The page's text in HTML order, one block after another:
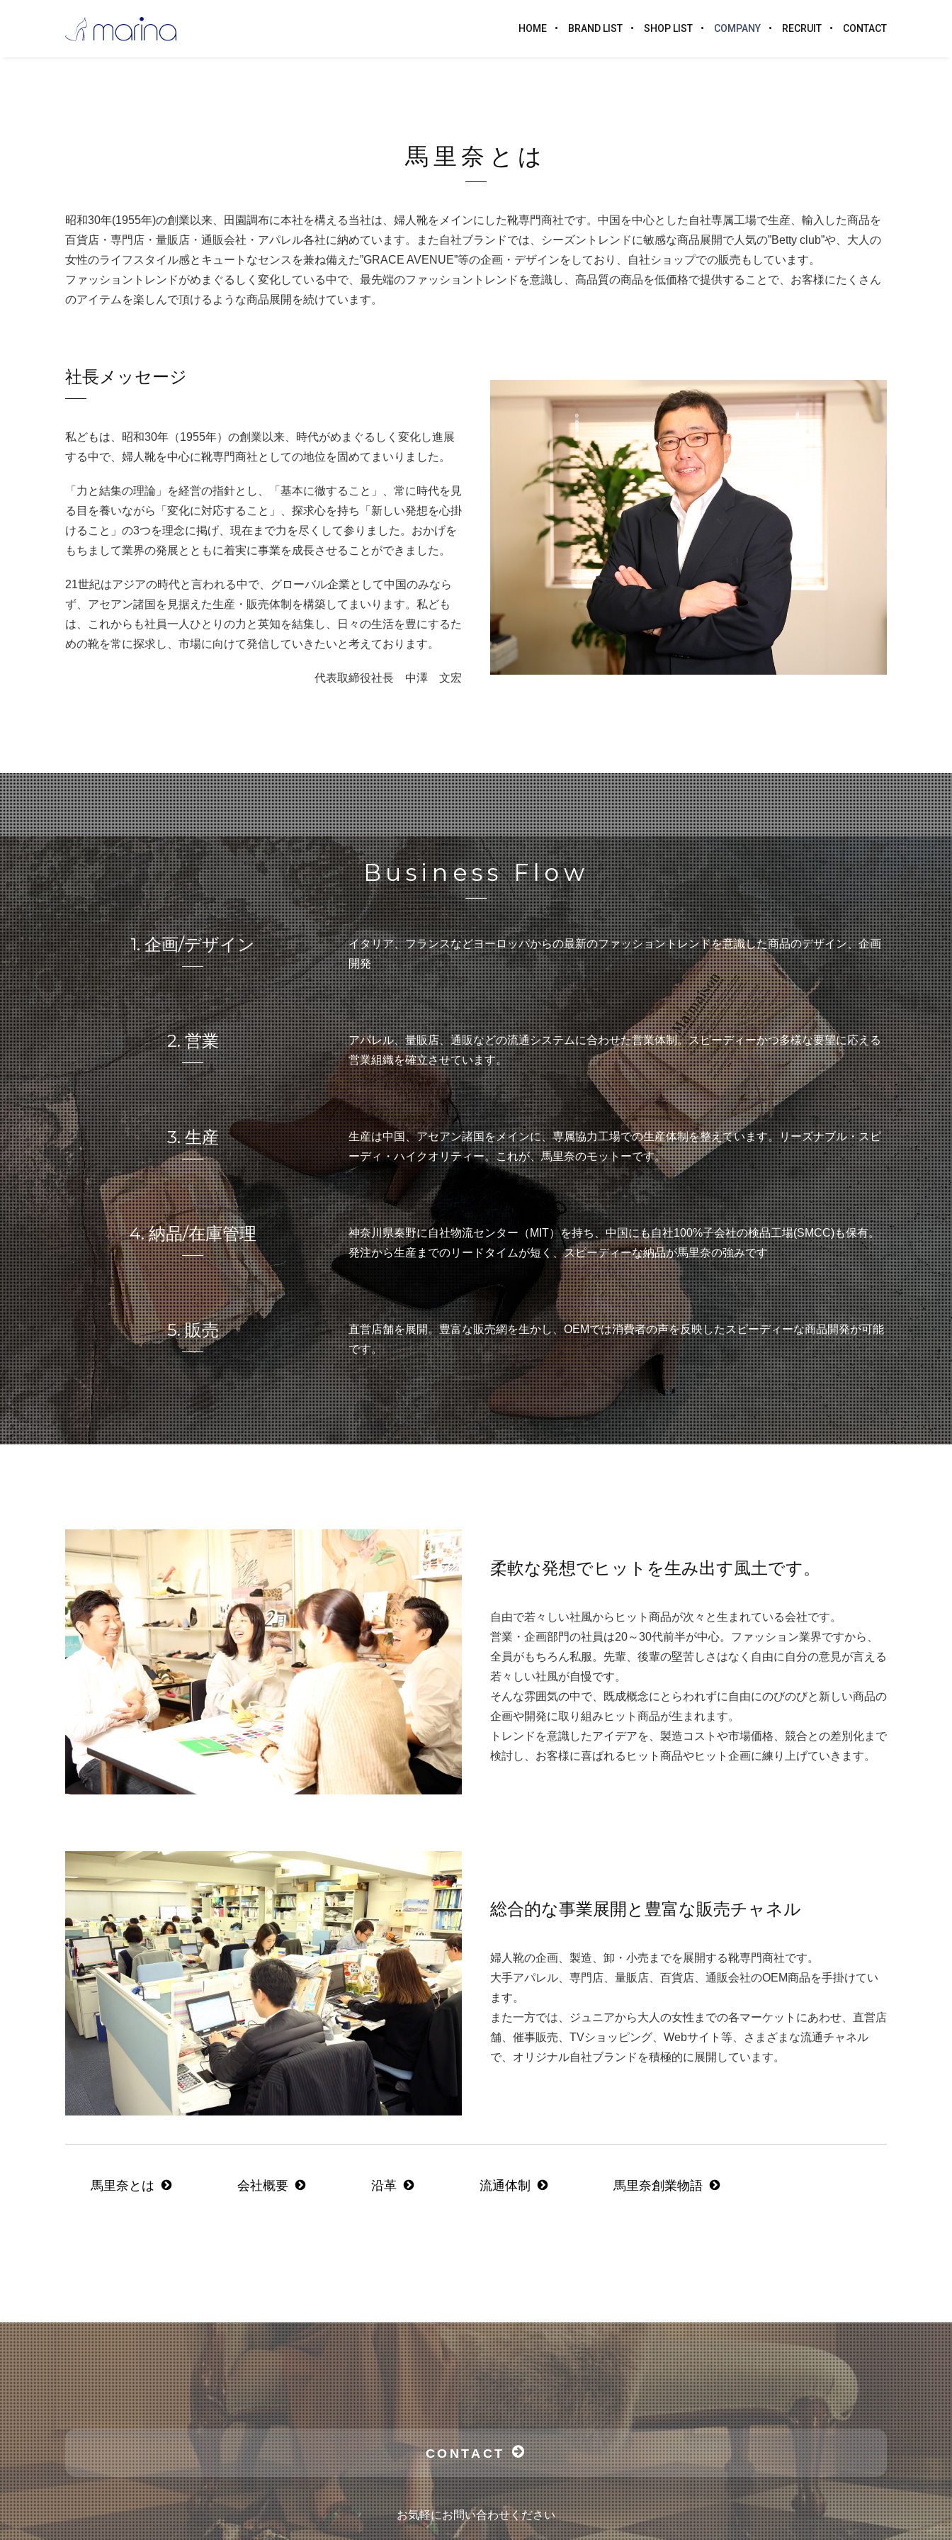
HOME BRAND LIST SHOP LIST COMPANY RECRUIT CONTACT
馬里奈とは
昭和30年(1955年)の創業以来、田園調布に本社を構える当社は、婦人靴をメインにした靴専門商社です。中国を中心とした自社専属工場で生産、輸入した商品を
百貨店・専門店・量販店・通販会社・アパレル各社に納めています。また自社ブランドでは、シーズントレンドに敏感な商品展開で人気の”Betty club”や、大人の
女性のライフスタイル感とキュートなセンスを兼ね備えた”GRACE AVENUE”等の企画・デザインをしており、自社ショップでの販売もしています。
ファッショントレンドがめまぐるしく変化している中で、最先端のファッショントレンドを意識し、高品質の商品を低価格で提供することで、お客様にたくさん
のアイテムを楽しんで頂けるような商品展開を続けています。
社長メッセージ
私どもは、昭和30年（1955年）の創業以来、時代がめまぐるしく変化し進展
する中で、婦人靴を中心に靴専門商社としての地位を固めてまいりました。
「力と結集の理論」を経営の指針とし、「基本に徹すること」、常に時代を見
る目を養いながら「変化に対応すること」、探求心を持ち「新しい発想を心掛
けること」の3つを理念に掲げ、現在まで力を尽くして参りました。おかげを
もちまして業界の発展とともに着実に事業を成長させることができました。
21世紀はアジアの時代と言われる中で、グローバル企業として中国のみなら
ず、アセアン諸国を見据えた生産・販売体制を構築してまいります。私ども
は、これからも社員一人ひとりの力と英知を結集し、日々の生活を豊にするた
めの靴を常に探求し、市場に向けて発信していきたいと考えております。
代表取締役社長 中澤 文宏
Business Flow
1. 企画/デザイン
イタリア、フランスなどヨーロッパからの最新のファッショントレンドを意識した商品のデザイン、企画
開発
2. 営業
アパレル、量販店、通販などの流通システムに合わせた営業体制。スピーディーかつ多様な要望に応える
営業組織を確立させています。
3. 生産
生産は中国、アセアン諸国をメインに、専属協力工場での生産体制を整えています。リーズナブル・スピ
ーディ・ハイクオリティー。これが、馬里奈のモットーです。
4. 納品/在庫管理
神奈川県秦野に自社物流センター（MIT）を持ち、中国にも自社100%子会社の検品工場(SMCC)も保有。
発注から生産までのリードタイムが短く、スピーディーな納品が馬里奈の強みです
5. 販売
直営店舗を展開。豊富な販売網を生かし、OEMでは消費者の声を反映したスピーディーな商品開発が可能
です。
柔軟な発想でヒットを生み出す風土です。
自由で若々しい社風からヒット商品が次々と生まれている会社です。
営業・企画部門の社員は20～30代前半が中心。ファッション業界ですから、
全員がもちろん私服。先輩、後輩の堅苦しさはなく自由に自分の意見が言える
若々しい社風が自慢です。
そんな雰囲気の中で、既成概念にとらわれずに自由にのびのびと新しい商品の
企画や開発に取り組みヒット商品が生まれます。
トレンドを意識したアイデアを、製造コストや市場価格、競合との差別化まで
検討し、お客様に喜ばれるヒット商品やヒット企画に練り上げていきます。
総合的な事業展開と豊富な販売チャネル
婦人靴の企画、製造、卸・小売までを展開する靴専門商社です。
大手アパレル、専門店、量販店、百貨店、通販会社のOEM商品を手掛けてい
ます。
また一方では、ジュニアから大人の女性までの各マーケットにあわせ、直営店
舗、催事販売、TVショッピング、Webサイト等、さまざまな流通チャネル
で、オリジナル自社ブランドを積極的に展開しています。
馬里奈とは 会社概要 沿革 流通体制 馬里奈創業物語
CONTACT
お気軽にお問い合わせください